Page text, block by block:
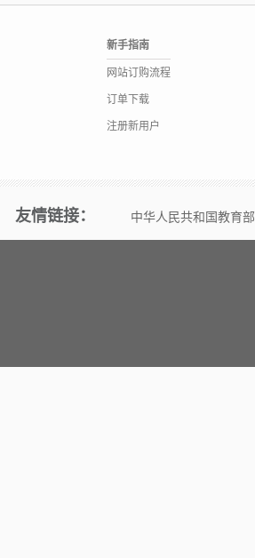
新手指南
网站订购流程
订单下载
注册新用户
友情链接： 中华人民共和国教育部